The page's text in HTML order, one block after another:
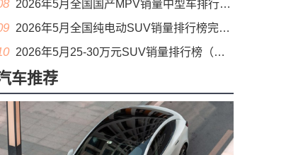
2026年5月全国国产MPV销量中型车排行榜完整版(出口量
2026年5月全国纯电动SUV销量排行榜完整版(零售量
2026年5月25-30万元SUV销量排行榜（零售量）
车推荐